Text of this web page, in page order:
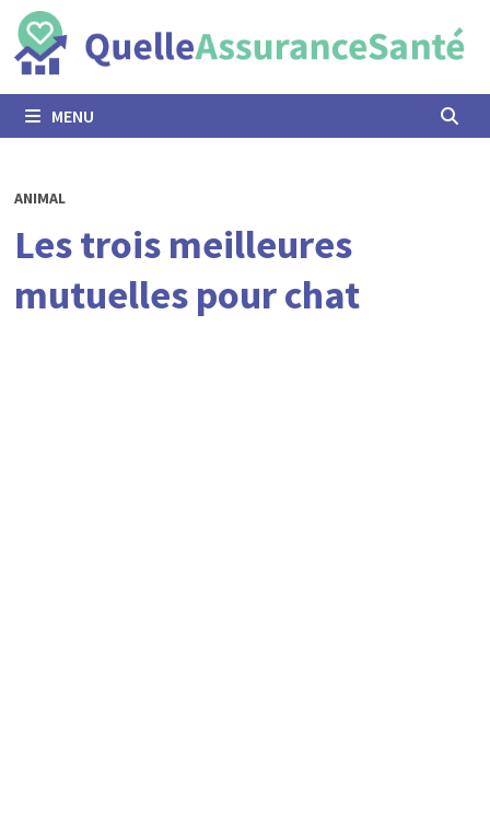
Passer
au
contenu
MENU
ANIMAL
Les trois meilleures
mutuelles pour chat